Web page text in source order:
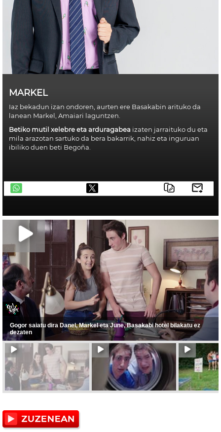
MARKEL
Iaz bekadun izan ondoren, aurten ere Basakabin arituko da
lanean Markel, Amaiari laguntzen.
Betiko mutil xelebre eta arduragabea izaten jarraituko du eta
mila arazotan sartuko da bera bakarrik, nahiz eta inguruan
ibiliko duen beti Begoña.
Gogor saiatu dira Danel, Markel eta June, Basakabi hotel bilakatu ez
dezaten